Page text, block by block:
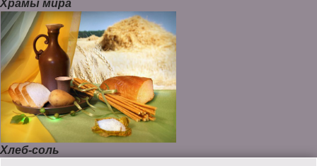
Храмы мира
Хлеб-соль